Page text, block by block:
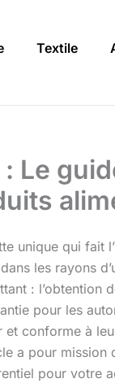
Textile
Le
unique qui fait
les rayons
: l’obtention
pour les
conforme à
a pour
pour votre